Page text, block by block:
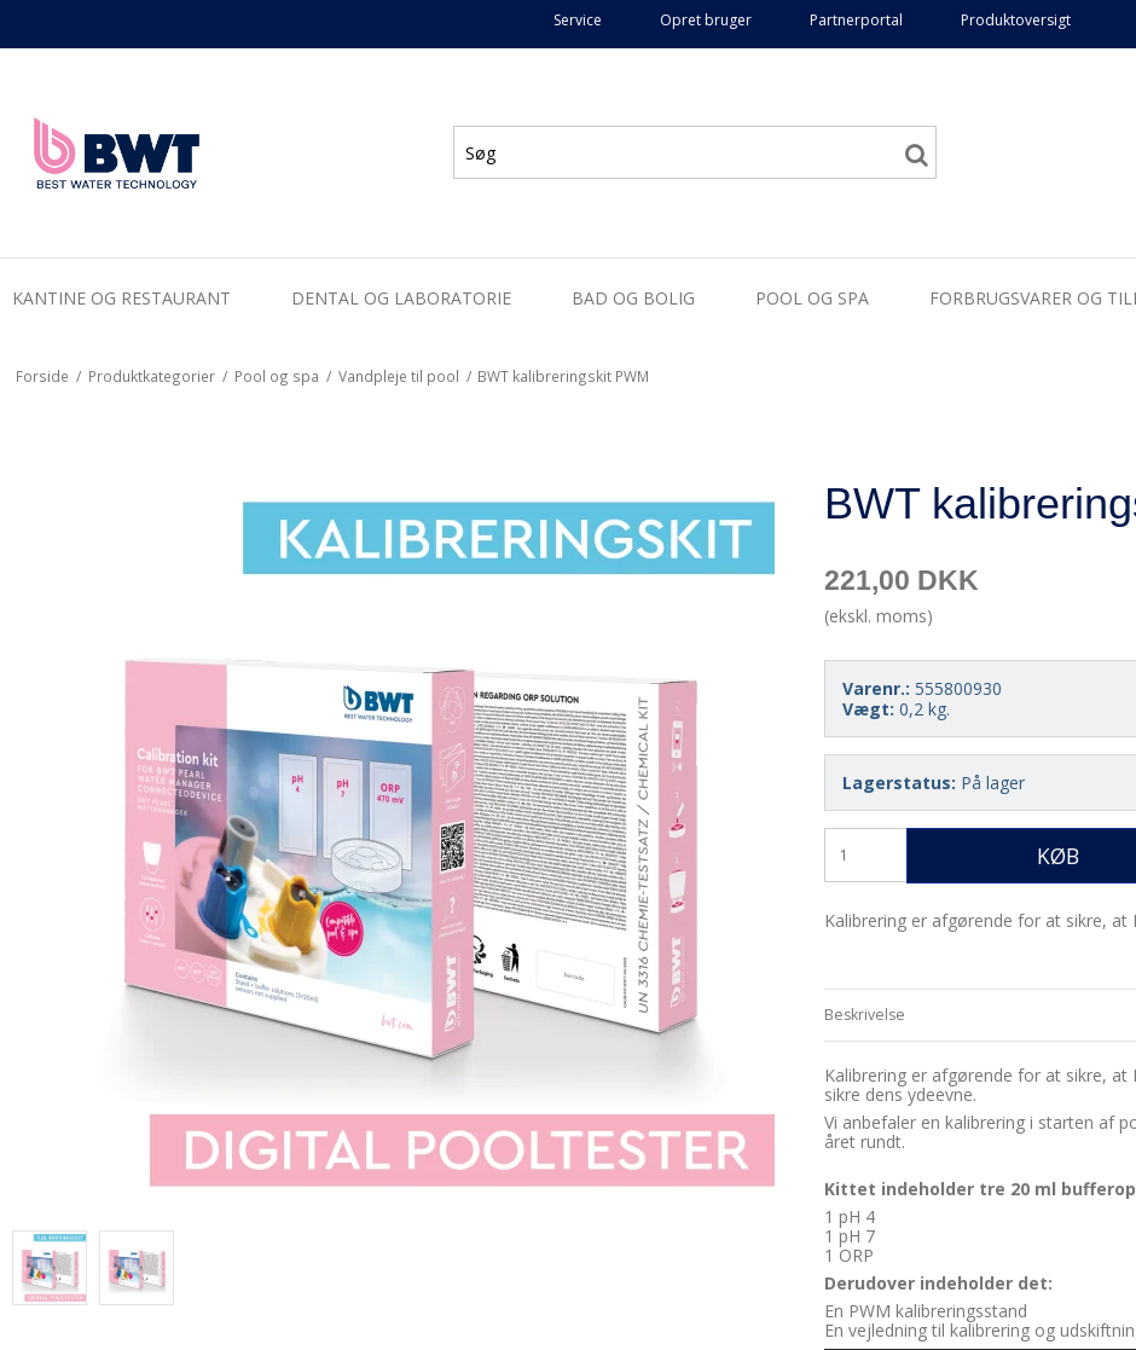
Service Opret bruger Partnerportal Produktoversigt
KANTINE OG RESTAURANT DENTAL OG LABORATORIE BAD OG BOLIG POOL OG SPA FORBRUGSVARER OG
Forside / Produktkategorier / Pool og spa / Vandpleje til pool / BWT kalibreringskit PWM
BWT
221,00 DKK
(ekskl. moms)
Varenr.: 555800930
Vægt: 0,2 kg.
Lagerstatus: På lager
KØB
Kalibrering er afgørende for at sikre,
Beskrivelse
Kalibrering er afgørende for at sikre,
sikre dens ydeevne.
Vi anbefaler en kalibrering i starten af
året rundt.
Kittet indeholder tre 20 ml
1 pH 4
1 pH 7
1 ORP
Derudover indeholder det:
En PWM kalibreringsstand
En vejledning til kalibrering og